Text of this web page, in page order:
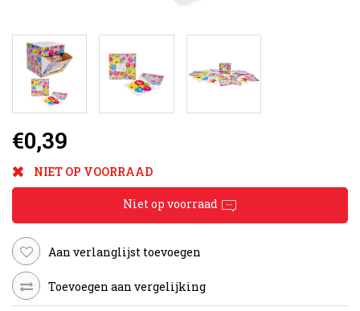
€0,39
NIET OP VOORRAAD
Niet op voorraad
Aan verlanglijst toevoegen
Toevoegen aan vergelijking